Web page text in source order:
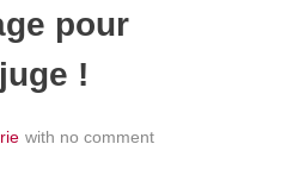
pour
!
with no comment